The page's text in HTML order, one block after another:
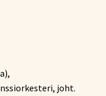
joht.